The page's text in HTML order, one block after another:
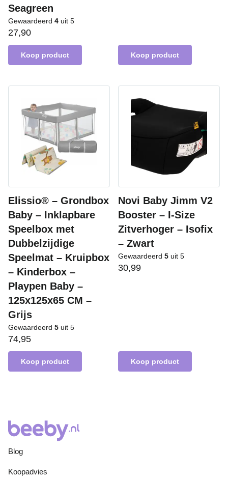
Seagreen
Gewaardeerd 4 uit 5
27,90
Koop product Koop product
Elissio® – Grondbox
Baby – Inklapbare
Speelbox met
Dubbelzijdige
Speelmat – Kruipbox
– Kinderbox –
Playpen Baby –
125x125x65 CM –
Grijs
Gewaardeerd 5 uit 5
74,95
Koop product
Novi Baby Jimm V2
Booster – I-Size
Zitverhoger – Isofix
– Zwart
Gewaardeerd 5 uit 5
30,99
Koop product
Blog
Koopadvies